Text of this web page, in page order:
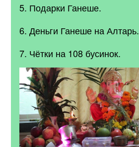
5. Подарки Ганеше.
6. Деньги Ганеше на Алтарь.
7. Чётки на 108 бусинок.